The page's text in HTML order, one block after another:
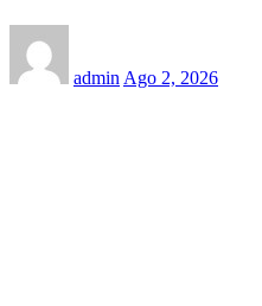
admin Ago 2, 2026